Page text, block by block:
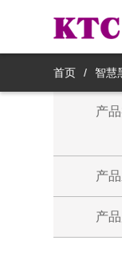
首页 / 智慧
产品
产品
产品